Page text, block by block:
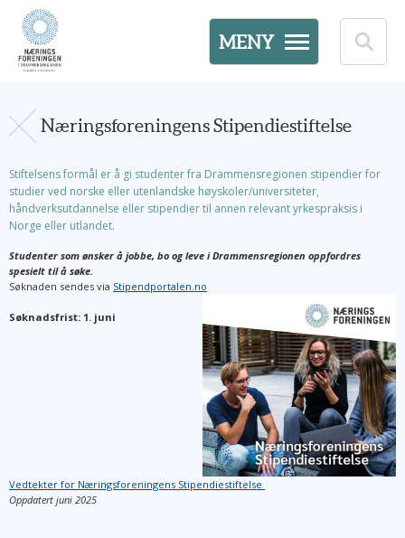
MENY
Næringsforeningens Stipendiestiftelse
Stiftelsens formål er å gi studenter fra Drammensregionen stipendier for
studier ved norske eller utenlandske høyskoler/universiteter,
håndverksutdannelse eller stipendier til annen relevant yrkespraksis i
Norge eller utlandet.
Studenter som ønsker å jobbe, bo og leve i Drammensregionen oppfordres
spesielt til å søke.
Søknaden sendes via Stipendportalen.no
Søknadsfrist: 1. juni
Vedtekter for Næringsforeningens Stipendiestiftelse
Oppdatert juni 2025